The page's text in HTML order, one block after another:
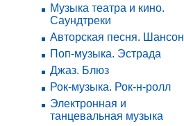
Музыка театра и кино.
Саундтреки
Авторская песня. Шансон
Поп-музыка. Эстрада
Джаз. Блюз
Рок-музыка. Рок-н-ролл
Электронная и
танцевальная музыка